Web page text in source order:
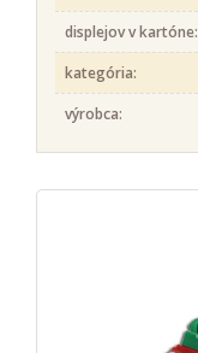
displejov v kartóne:
kategória:
výrobca: